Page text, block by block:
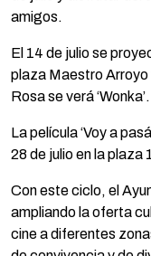
amigos.
El 14 de julio se
plaza Maestro Arroyo
Rosa se verá ‘Wonka’.
La película ‘Voy a
28 de julio en la plaza
Con este ciclo, el
ampliando la oferta
cine a diferentes